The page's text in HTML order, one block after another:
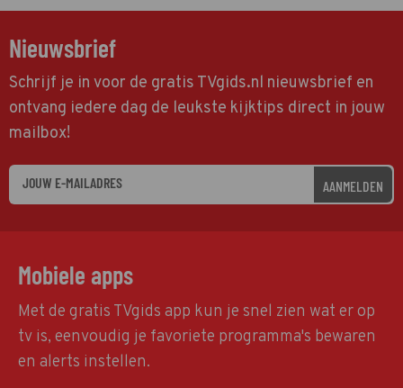
Nieuwsbrief
Schrijf je in voor de gratis TVgids.nl nieuwsbrief en
ontvang iedere dag de leukste kijktips direct in jouw
mailbox!
AANMELDEN
Mobiele apps
Met de gratis TVgids app kun je snel zien wat er op
tv is, eenvoudig je favoriete programma's bewaren
en alerts instellen.